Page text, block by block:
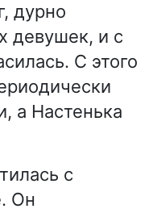
дурно
девушек, и с
С этого
а Настенька
с
Он